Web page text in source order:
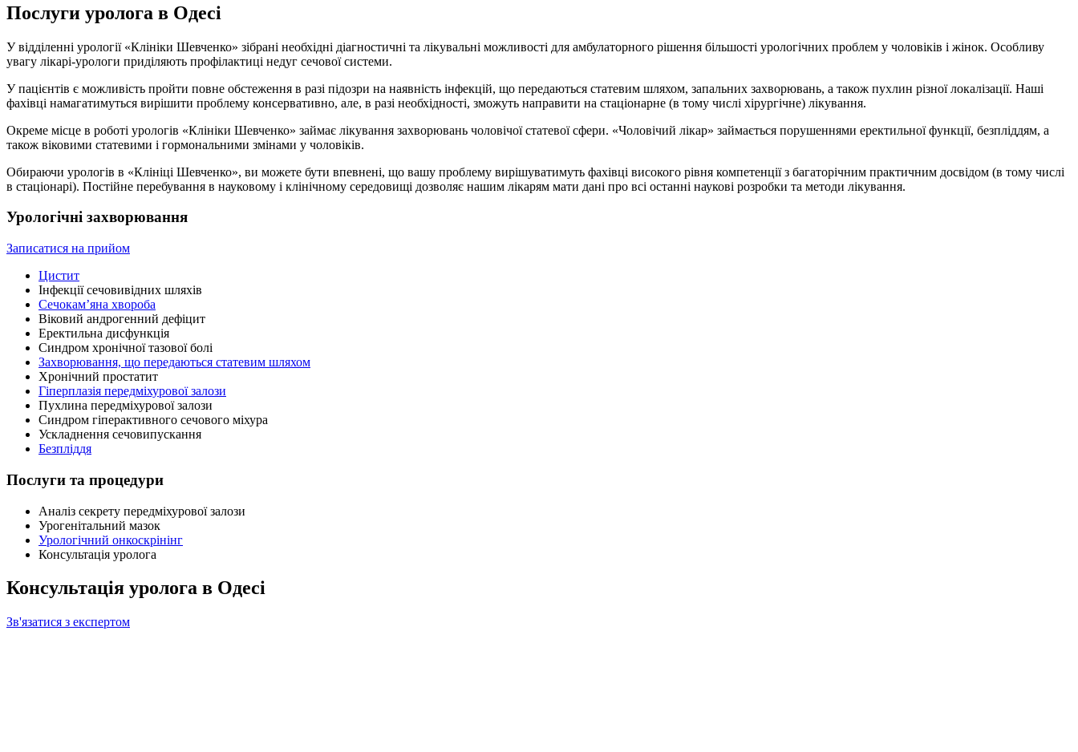
Послуги уролога в Одесі
У відділенні урології «Клініки Шевченко» зібрані необхідні діагностичні та лікувальні можливості для амбулаторного рішення більшості урологічних проблем у чоловіків і жінок. Особливу
увагу лікарі-урологи приділяють профілактиці недуг сечової системи.
У пацієнтів є можливість пройти повне обстеження в разі підозри на наявність інфекцій, що передаються статевим шляхом, запальних захворювань, а також пухлин різної локалізації. Наші
фахівці намагатимуться вирішити проблему консервативно, але, в разі необхідності, зможуть направити на стаціонарне (в тому числі хірургічне) лікування.
Окреме місце в роботі урологів «Клініки Шевченко» займає лікування захворювань чоловічої статевої сфери. «Чоловічий лікар» займається порушеннями еректильної функції, безпліддям, а
також віковими статевими і гормональними змінами у чоловіків.
Обираючи урологів в «Клініці Шевченко», ви можете бути впевнені, що вашу проблему вирішуватимуть фахівці високого рівня компетенції з багаторічним практичним досвідом (в тому числі
в стаціонарі). Постійне перебування в науковому і клінічному середовищі дозволяє нашим лікарям мати дані про всі останні наукові розробки та методи лікування.
Урологічні захворювання
Записатися на прийом
Цистит
Інфекції сечовивідних шляхів
Сечокам’яна хвороба
Віковий андрогенний дефіцит
Еректильна дисфункція
Синдром хронічної тазової болі
Захворювання, що передаються статевим шляхом
Хронічний простатит
Гіперплазія передміхурової залози
Пухлина передміхурової залози
Синдром гіперактивного сечового міхура
Ускладнення сечовипускання
Безпліддя
Послуги та процедури
Аналіз секрету передміхурової залози
Урогенітальний мазок
Урологічний онкоскрінінг
Консультація уролога
Консультація уролога в Одесі
Зв'язатися з експертом